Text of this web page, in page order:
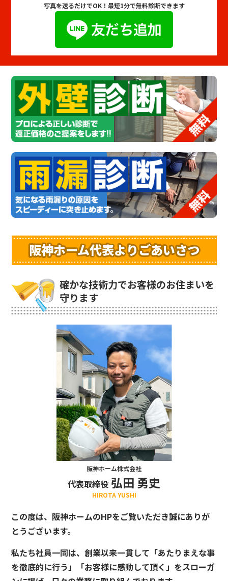
写真を送るだけでOK！ 最短1分で無料診断できます
阪神ホーム代表よりごあいさつ
確かな技術力でお客様のお住まいを
守ります
阪神ホーム株式会社
代表取締役 弘田 勇史
HIROTA YUSHI
この度は、阪神ホームのHPをご覧いただき誠にありが
とうございます。
私たち社員一同は、創業以来一貫して「あたりまえな事
を徹底的に行う」「お客様に感動して頂く」をスローガ